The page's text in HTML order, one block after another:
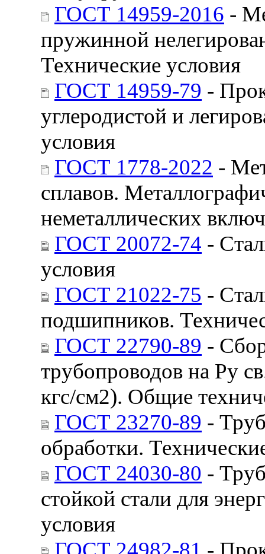
ГОСТ 14959-2016 -
пружинной
Технические условия
ГОСТ 14959-79 -
углеродистой и
условия
ГОСТ 1778-2022 -
сплавов.
неметаллических
ГОСТ 20072-74 -
условия
ГОСТ 21022-75 -
подшипников.
ГОСТ 22790-89 -
трубопроводов на Ру
кгс/см2). Общие
ГОСТ 23270-89 -
обработки.
ГОСТ 24030-80 -
стойкой стали для
условия